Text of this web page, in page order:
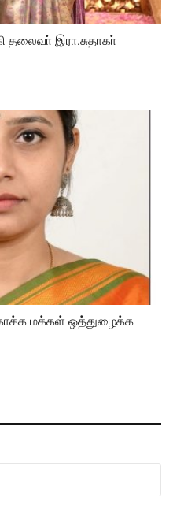
தலைவா் இரா.சுதாகா்
மக்கள் ஒத்துழைக்க